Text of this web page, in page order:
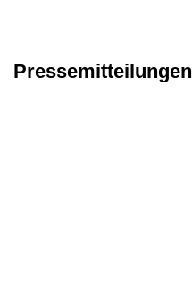
Pressemitteilungen